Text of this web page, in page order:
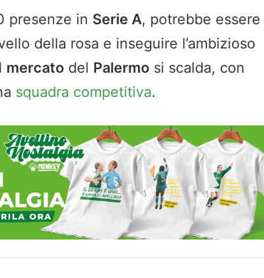
presenze in Serie A, potrebbe essere
della rosa e inseguire l’ambizioso
mercato del Palermo si scalda, con
squadra competitiva.